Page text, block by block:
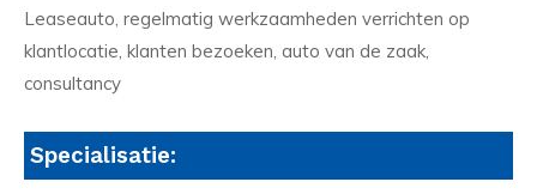
Leaseauto, regelmatig werkzaamheden verrichten op
klantlocatie, klanten bezoeken, auto van de zaak,
consultancy
Specialisatie: